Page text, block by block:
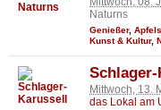
Naturns
Genießer,
Kunst & Kultur,
Mittwoch, 13.
das Lokal am